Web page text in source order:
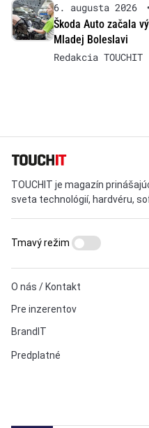
6. augusta 2026 •
Škoda Auto začala
Mladej Boleslavi
Redakcia TOUCHIT
TOUCHIT je magazín
sveta technológií, hardvéru,
O nás / Kontakt
Pre inzerentov
BrandIT
Predplatné
Tmavý režim